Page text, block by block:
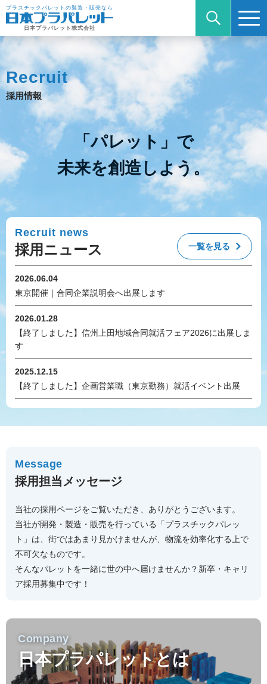
プラスチックパレットの製造・販売なら
日本プラパレット株式会社
Recruit
採用情報
「パレット」で
未来を創造しよう。
Recruit news
採用ニュース 一覧を見る
2026.06.04
東京開催｜合同企業説明会へ出展します
2026.01.28
【終了しました】信州上田地域合同就活フェア2026に出展しま
す
2025.12.15
【終了しました】企画営業職（東京勤務）就活イベント出展
Message
採用担当メッセージ
当社の採用ページをご覧いただき、ありがとうございます。
当社が開発・製造・販売を行っている「プラスチックパレッ
ト」は、街ではあまり見かけませんが、物流を効率化する上で
不可欠なものです。
そんなパレットを一緒に世の中へ届けませんか？新卒・キャリ
ア採用募集中です！
Company
日本プラパレットとは